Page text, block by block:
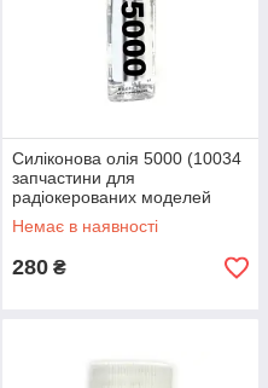
Силіконова олія 5000 (10034
запчастини для
радіокерованих моделей
Himoto)
Немає в наявності
280 ₴